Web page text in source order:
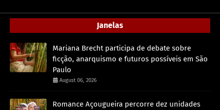
Janelas
Mariana Brecht participa de debate sobre
ficção, anarquismo e futuros possíveis em São
Paulo
August 06, 2026
Romance Açougueira percorre dez unidades